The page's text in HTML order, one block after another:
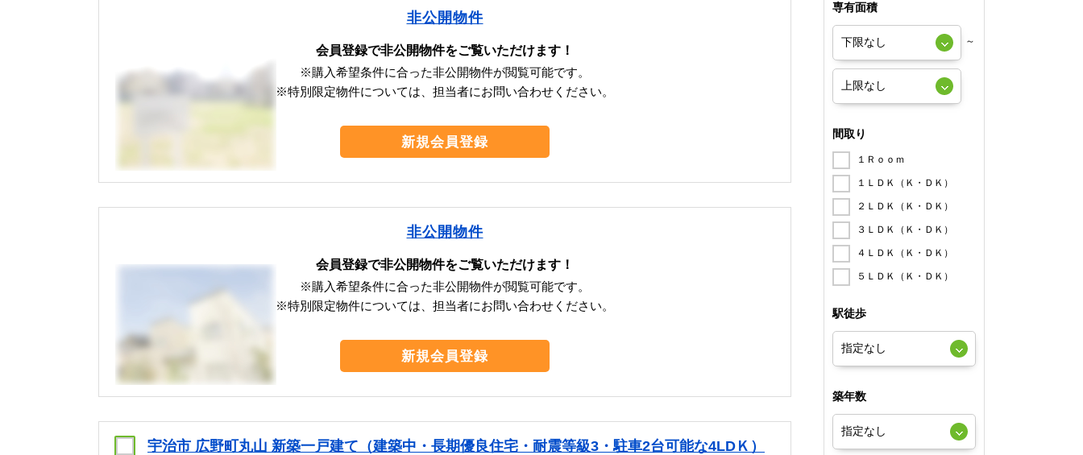
非公開物件
会員登録で非公開物件をご覧いただけます！
※購入希望条件に合った非公開物件が閲覧可能です。
※特別限定物件については、担当者にお問い合わせください。
新規会員登録
非公開物件
会員登録で非公開物件をご覧いただけます！
※購入希望条件に合った非公開物件が閲覧可能です。
※特別限定物件については、担当者にお問い合わせください。
新規会員登録
宇治市 広野町丸山 新築一戸建て（建築中・長期優良住宅・耐震等級3・駐車2台可能な4LDＫ）
専有面積
～
間取り
１Ｒｏｏｍ
１ＬＤＫ（Ｋ・ＤＫ）
２ＬＤＫ（Ｋ・ＤＫ）
３ＬＤＫ（Ｋ・ＤＫ）
４ＬＤＫ（Ｋ・ＤＫ）
５ＬＤＫ（Ｋ・ＤＫ）
駅徒歩
築年数